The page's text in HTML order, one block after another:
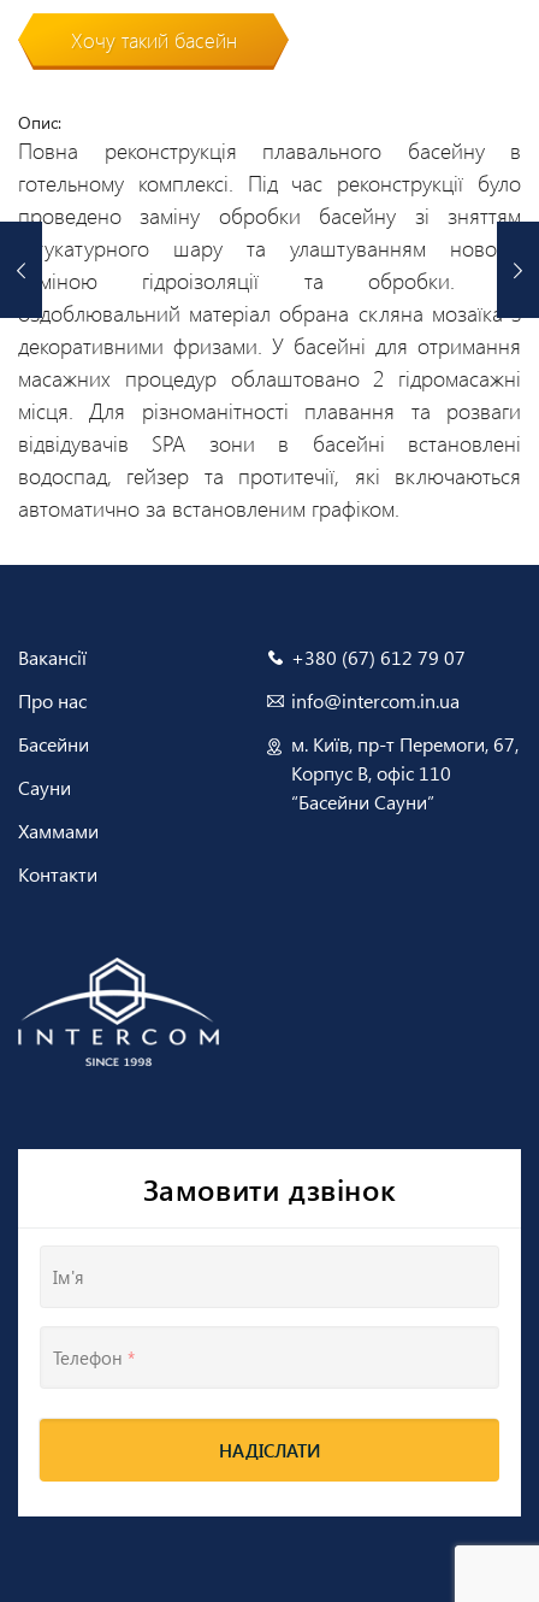
Хочу такий басейн
Опис:
Повна реконструкція плавального басейну в
готельному комплексі. Під час реконструкції було
проведено заміну обробки басейну зі зняттям
штукатурного шару та улаштуванням нового,
заміною гідроізоляції та обробки. Як
оздоблювальний матеріал обрана скляна мозаїка з
декоративними фризами. У басейні для отримання
масажних процедур облаштовано 2 гідромасажні
місця. Для різноманітності плавання та розваги
відвідувачів SPA зони в басейні встановлені
водоспад, гейзер та протитечії, які включаються
автоматично за встановленим графіком.
Вакансії
Про нас
Басейни
Сауни
Хаммами
Контакти
+380 (67) 612 79 07
info@intercom.in.ua
м. Київ, пр-т Перемоги, 67,
Корпус В, офіс 110
“Басейни Сауни”
Замовити дзвінок
Ім'я
Телефон *
НАДІСЛАТИ